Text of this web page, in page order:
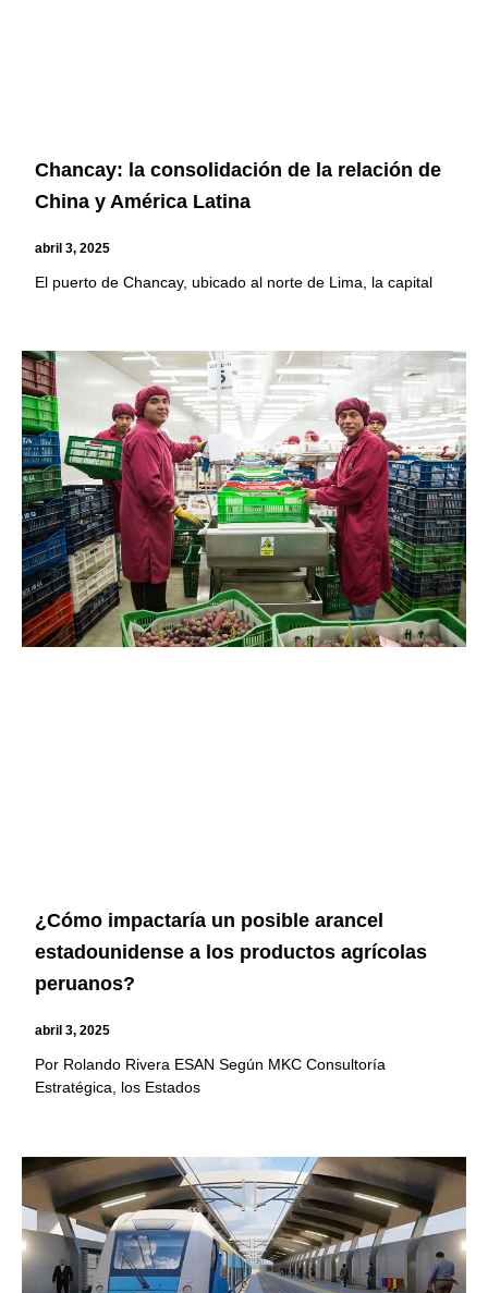
Chancay: la consolidación de la relación de
China y América Latina
abril 3, 2025
El puerto de Chancay, ubicado al norte de Lima, la capital
¿Cómo impactaría un posible arancel
estadounidense a los productos agrícolas
peruanos?
abril 3, 2025
Por Rolando Rivera ESAN Según MKC Consultoría
Estratégica, los Estados